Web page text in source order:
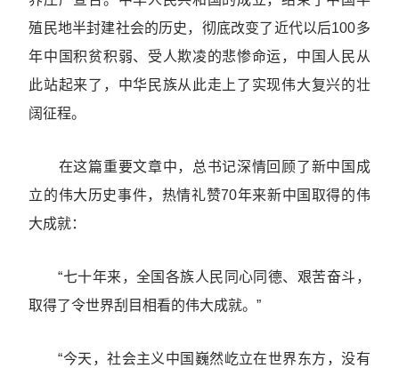
殖民地半封建社会的历史，彻底改变了近代以后100多
年中国积贫积弱、受人欺凌的悲惨命运，中国人民从
此站起来了，中华民族从此走上了实现伟大复兴的壮
阔征程。
在这篇重要文章中，总书记深情回顾了新中国成
立的伟大历史事件，热情礼赞70年来新中国取得的伟
大成就：
“七十年来，全国各族人民同心同德、艰苦奋斗，
取得了令世界刮目相看的伟大成就。”
“今天，社会主义中国巍然屹立在世界东方，没有